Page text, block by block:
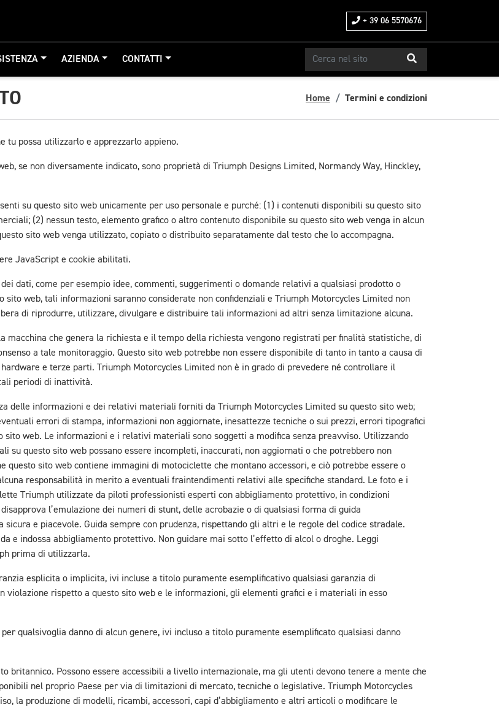
+ 39 06 5570676
AZIENDA CONTATTI
Home Termini e condizioni
tu possa utilizzarlo e apprezzarlo appieno.
se non diversamente indicato, sono proprietà di Triumph Designs Limited, Normandy Way, Hinckley,
su questo sito web unicamente per uso personale e purché: (1) i contenuti disponibili su questo sito
(2) nessun testo, elemento grafico o altro contenuto disponibile su questo sito web venga in alcun
sito web venga utilizzato, copiato o distribuito separatamente dal testo che lo accompagna.
JavaScript e cookie abilitati.
dati, come per esempio idee, commenti, suggerimenti o domande relativi a qualsiasi prodotto o
web, tali informazioni saranno considerate non confidenziali e Triumph Motorcycles Limited non
di riprodurre, utilizzare, divulgare e distribuire tali informazioni ad altri senza limitazione alcuna.
macchina che genera la richiesta e il tempo della richiesta vengono registrati per finalità statistiche, di
a tale monitoraggio. Questo sito web potrebbe non essere disponibile di tanto in tanto a causa di
e terze parti. Triumph Motorcycles Limited non è in grado di prevedere né controllare il
periodi di inattività.
delle informazioni e dei relativi materiali forniti da Triumph Motorcycles Limited su questo sito web;
errori di stampa, informazioni non aggiornate, inesattezze tecniche o sui prezzi, errori tipografici
web. Le informazioni e i relativi materiali sono soggetti a modifica senza preavviso. Utilizzando
su questo sito web possano essere incompleti, inaccurati, non aggiornati o che potrebbero non
sito web contiene immagini di motociclette che montano accessori, e ciò potrebbe essere o
responsabilità in merito a eventuali fraintendimenti relativi alle specifiche standard. Le foto e i
Triumph utilizzate da piloti professionisti esperti con abbigliamento protettivo, in condizioni
l’emulazione dei numeri di stunt, delle acrobazie o di qualsiasi forma di guida
e piacevole. Guida sempre con prudenza, rispettando gli altri e le regole del codice stradale.
e indossa abbigliamento protettivo. Non guidare mai sotto l’effetto di alcol o droghe. Leggi
prima di utilizzarla.
esplicita o implicita, ivi incluse a titolo puramente esemplificativo qualsiasi garanzia di
violazione rispetto a questo sito web e le informazioni, gli elementi grafici e i materiali in esso
qualsivoglia danno di alcun genere, ivi incluso a titolo puramente esemplificato qualsiasi danno
britannico. Possono essere accessibili a livello internazionale, ma gli utenti devono tenere a mente che
nel proprio Paese per via di limitazioni di mercato, tecniche o legislative. Triumph Motorcycles
la produzione di modelli, ricambi, accessori, capi d’abbigliamento e altri articoli o modificare le